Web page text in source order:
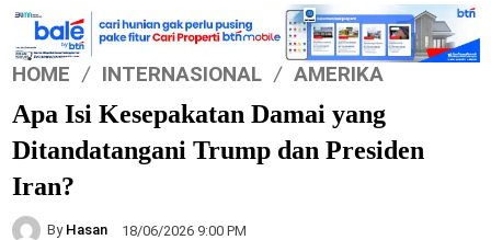
HOME INTERNASIONAL AMERIKA
Apa Isi Kesepakatan Damai yang
Ditandatangani Trump dan Presiden
Iran?
By Hasan 18/06/2026 9:00 PM